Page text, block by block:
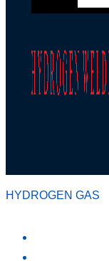
HYDROGEN GAS